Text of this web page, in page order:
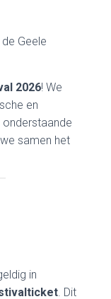
Geele
2026! We
en
samen het
in
. Dit